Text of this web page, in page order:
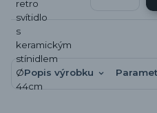
Popis výrobku